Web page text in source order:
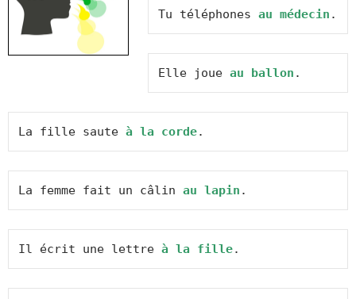
Tu téléphones au médecin .
Elle joue au ballon .
La fille saute à la corde.
La femme fait un câlin au lapin .
Il écrit une lettre à la fille.